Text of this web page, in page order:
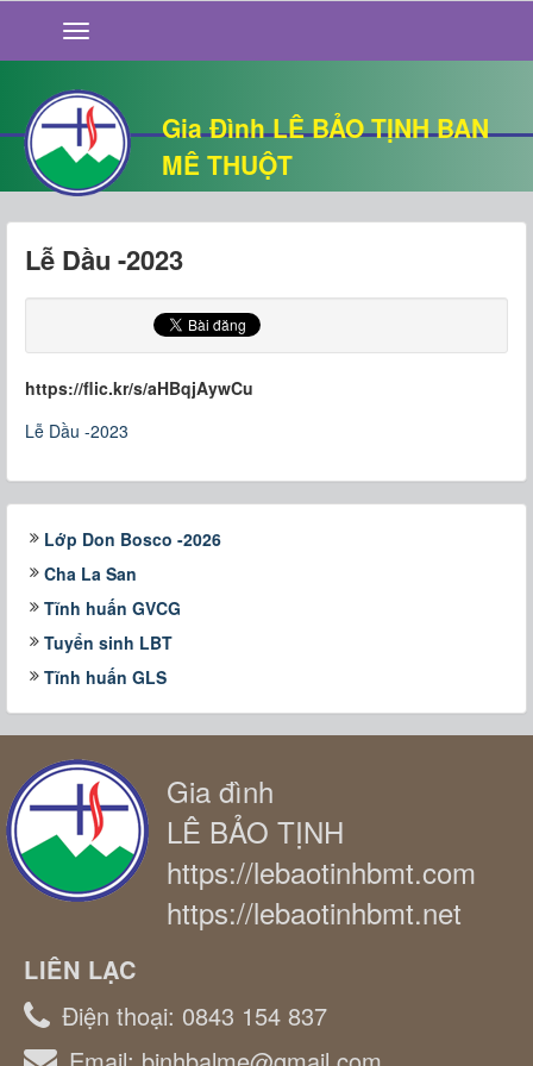
Gia Đình LÊ BẢO TỊNH BAN
MÊ THUỘT
GIỚI THIỆU
TIN TỨC
SỐNG ĐẠO
CHUYỆN NHÀ
QUÁN VĂN
THƯ GIÃN
Lễ Dầu -2023
https://flic.kr/s/aHBqjAywCu
Lễ Dầu -2023
Lớp Don Bosco -2026
Cha La San
Tĩnh huấn GVCG
Tuyển sinh LBT
Tĩnh huấn GLS
Gia đình
LÊ BẢO TỊNH
https://lebaotinhbmt.com
https://lebaotinhbmt.net
LIÊN LẠC
Điện thoại: 0843 154 837